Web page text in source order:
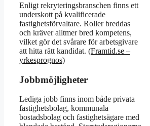
Enligt rekryteringsbranschen finns ett
underskott på kvalificerade
fastighetsförvaltare. Roller breddas
och kräver alltmer bred kompetens,
vilket gör det svårare för arbetsgivare
att hitta rätt kandidat. (Framtid.se –
yrkesprognos)
Jobbmöjligheter
Lediga jobb finns inom både privata
fastighetsbolag, kommunala
bostadsbolag och fastighetsägare med